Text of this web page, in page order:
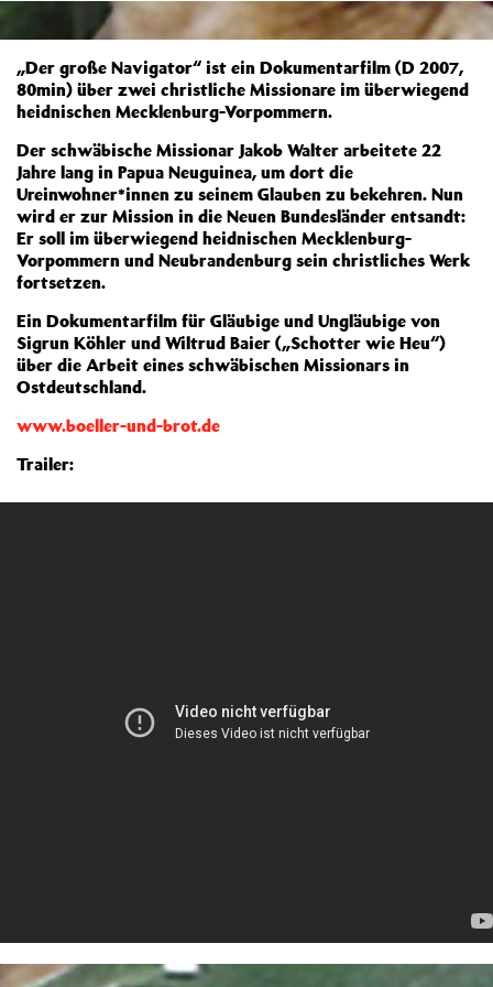
„Der große Navigator“ ist ein Dokumentarfilm (D 2007,
80min) über zwei christliche Missionare im überwiegend
heidnischen Mecklenburg-Vorpommern.
Der schwäbische Missionar Jakob Walter arbeitete 22
Jahre lang in Papua Neuguinea, um dort die
Ureinwohner*innen zu seinem Glauben zu bekehren. Nun
wird er zur Mission in die Neuen Bundesländer entsandt:
Er soll im überwiegend heidnischen Mecklenburg-
Vorpommern und Neubrandenburg sein christliches Werk
fortsetzen.
Ein Dokumentarfilm für Gläubige und Ungläubige von
Sigrun Köhler und Wiltrud Baier („Schotter wie Heu“)
über die Arbeit eines schwäbischen Missionars in
Ostdeutschland.
www.boeller-und-brot.de
Trailer: